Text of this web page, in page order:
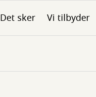
Det sker Vi tilbyder